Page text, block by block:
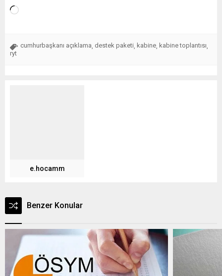
cumhurbaşkanı açıklama destek paketi kabine kabine toplantısı
ryt
e.hocamm
Benzer Konular